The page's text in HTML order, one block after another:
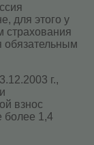
для этого у
страхования
обязательным
г.,
взнос
более 1,4